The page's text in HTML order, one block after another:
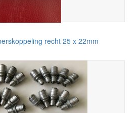
recht 25 x 22mm